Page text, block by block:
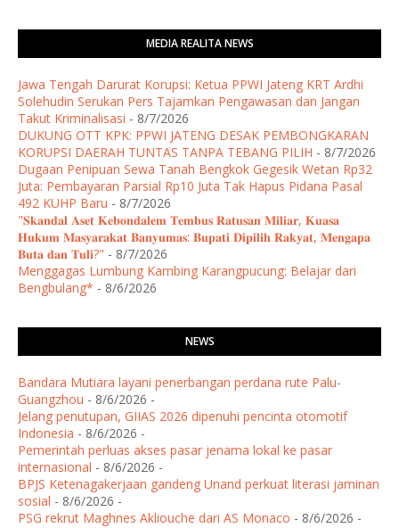
MEDIA REALITA NEWS
​Jawa Tengah Darurat Korupsi: Ketua PPWI Jateng KRT Ardhi
Solehudin Serukan Pers Tajamkan Pengawasan dan Jangan
Takut Kriminalisasi - 8/7/2026
DUKUNG OTT KPK: PPWI JATENG DESAK PEMBONGKARAN
KORUPSI DAERAH TUNTAS TANPA TEBANG PILIH - 8/7/2026
Dugaan Penipuan Sewa Tanah Bengkok Gegesik Wetan Rp32
Juta: Pembayaran Parsial Rp10 Juta Tak Hapus Pidana Pasal
492 KUHP Baru - 8/7/2026
"𝐒𝐤𝐚𝐧𝐝𝐚𝐥 𝐀𝐬𝐞𝐭 𝐊𝐞𝐛𝐨𝐧𝐝𝐚𝐥𝐞𝐦 𝐓𝐞𝐦𝐛𝐮𝐬 𝐑𝐚𝐭𝐮𝐬𝐚𝐧 𝐌𝐢𝐥𝐢𝐚𝐫, 𝐊𝐮𝐚𝐬𝐚
𝐇𝐮𝐤𝐮𝐦 𝐌𝐚𝐬𝐲𝐚𝐫𝐚𝐤𝐚𝐭 𝐁𝐚𝐧𝐲𝐮𝐦𝐚𝐬: 𝐁𝐮𝐩𝐚𝐭𝐢 𝐃𝐢𝐩𝐢𝐥𝐢𝐡 𝐑𝐚𝐤𝐲𝐚𝐭, 𝐌𝐞𝐧𝐠𝐚𝐩𝐚
𝐁𝐮𝐭𝐚 𝐝𝐚𝐧 𝐓𝐮𝐥𝐢?" - 8/7/2026
Menggagas Lumbung Kambing Karangpucung: Belajar dari
Bengbulang* - 8/6/2026
NEWS
Bandara Mutiara layani penerbangan perdana rute Palu-
Guangzhou - 8/6/2026 -
Jelang penutupan, GIIAS 2026 dipenuhi pencinta otomotif
Indonesia - 8/6/2026 -
Pemerintah perluas akses pasar jenama lokal ke pasar
internasional - 8/6/2026 -
BPJS Ketenagakerjaan gandeng Unand perkuat literasi jaminan
sosial - 8/6/2026 -
PSG rekrut Maghnes Akliouche dari AS Monaco - 8/6/2026 -